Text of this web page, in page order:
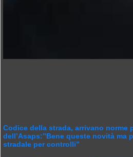
Codice della strada, arrivano norme
dell’Asaps:”Bene queste novità ma
stradale per controlli”